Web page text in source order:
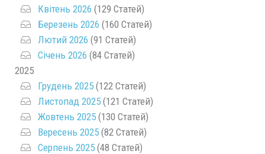
Квітень 2026 (129 Статей)
Березень 2026 (160 Статей)
Лютий 2026 (91 Статей)
Січень 2026 (84 Статей)
2025
Грудень 2025 (122 Статей)
Листопад 2025 (121 Статей)
Жовтень 2025 (130 Статей)
Вересень 2025 (82 Статей)
Серпень 2025 (48 Статей)